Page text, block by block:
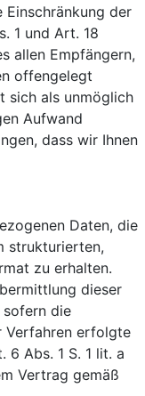
Einschränkung der
1 und Art. 18
allen Empfängern,
offengelegt
sich als unmöglich
Aufwand
dass wir Ihnen
Daten, die
strukturierten,
zu erhalten.
dieser
sofern die
Verfahren erfolgte
6 Abs. 1 S. 1 lit. a
Vertrag gemäß